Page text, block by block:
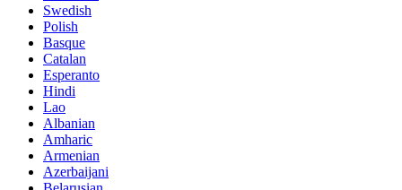
Swedish
Polish
Basque
Catalan
Esperanto
Hindi
Lao
Albanian
Amharic
Armenian
Azerbaijani